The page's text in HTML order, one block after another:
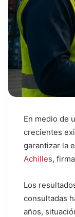
En medio de
crecientes
garantizar la
Achilles,
Los
consultadas
años,